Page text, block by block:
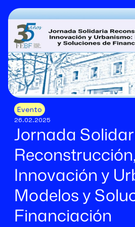
Evento
26.02.2025
Jornada
Reconstrucción,
Innovación y
Modelos y
Financiación